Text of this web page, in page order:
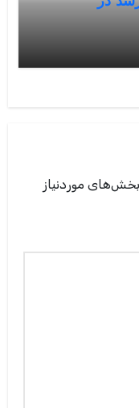
بخش‌های موردنیاز